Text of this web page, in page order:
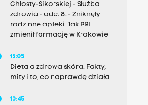
Chłosty-Sikorskiej - Służba
zdrowia - odc. 8. - Zniknęły
rodzinne apteki. Jak PRL
zmienił farmację w Krakowie
15:05
Dieta a zdrowa skóra. Fakty,
mity i to, co naprawdę działa
10:45